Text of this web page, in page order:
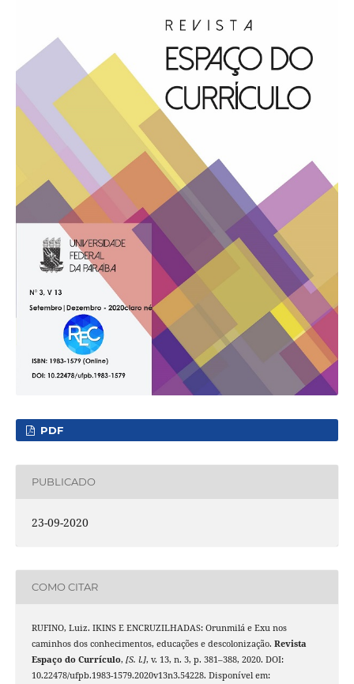
PDF
PUBLICADO
23-09-2020
COMO CITAR
RUFINO, Luiz. IKINS E ENCRUZILHADAS: Orunmilá e Exu nos
caminhos dos conhecimentos, educações e descolonização. Revista
Espaço do Currículo, [S. l.], v. 13, n. 3, p. 381–388, 2020. DOI:
10.22478/ufpb.1983-1579.2020v13n3.54228. Disponível em: